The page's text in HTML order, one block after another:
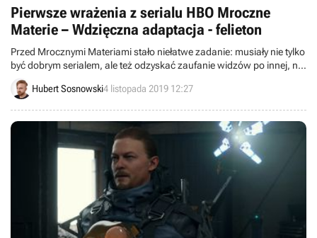
Pierwsze wrażenia z serialu HBO Mroczne
Materie – Wdzięczna adaptacja - felieton
Przed Mrocznymi Materiami stało niełatwe zadanie: musiały nie tylko
być dobrym serialem, ale też odzyskać zaufanie widzów po innej, nie
do końca udanej adaptacji prozy Pullmana – ładnym, ale
chaotycznym Złotym Kompasie. I podołały.
Hubert Sosnowski4 listopada 2019 12:27